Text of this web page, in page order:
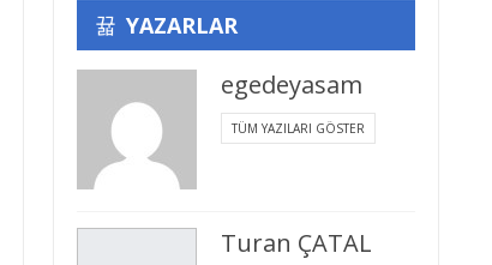
YAZARLAR
egedeyasam
TÜM YAZILARI GÖSTER
Turan ÇATAL